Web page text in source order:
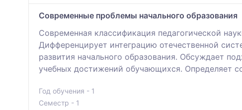
Современные проблемы начального образования
Современная классификация педагогической
Дифференцирует интеграцию отечественной
развития начального образования. Обсуждает
учебных достижений обучающихся. Определяет
Год обучения - 1
Семестр - 1